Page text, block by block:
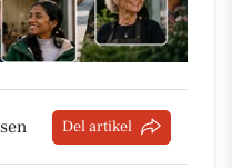
Del artikel